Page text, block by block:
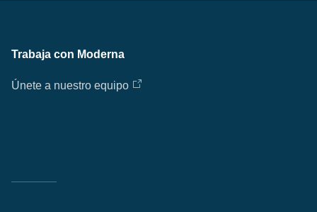
Trabaja con Moderna
Únete a nuestro equipo